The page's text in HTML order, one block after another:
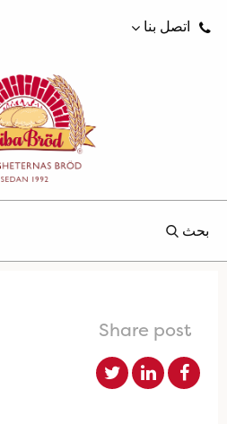
اتصل بنا
بحث
Share post